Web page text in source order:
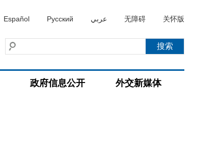
Español Русский عربي 无障碍 关怀版
政府信息公开 外交新媒体